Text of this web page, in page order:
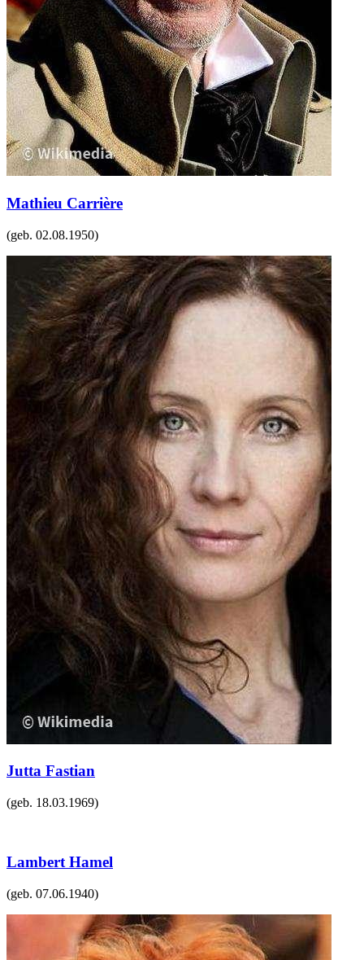
Mathieu Carrière
(geb. 02.08.1950)
Jutta Fastian
(geb. 18.03.1969)
Lambert Hamel
(geb. 07.06.1940)